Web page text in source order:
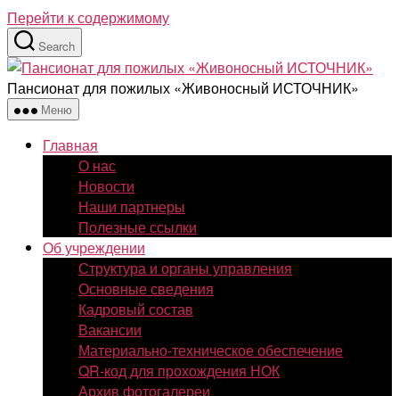
Перейти к содержимому
Search
Пансионат для пожилых «Живоносный ИСТОЧНИК»
Меню
Главная
О нас
Новости
Наши партнеры
Полезные ссылки
Об учреждении
Структура и органы управления
Основные сведения
Кадровый состав
Вакансии
Материально-техническое обеспечение
QR-код для прохождения НОК
Архив фотогалереи